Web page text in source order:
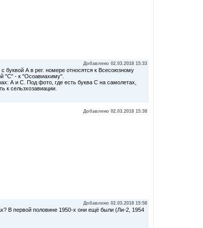
Добавлено 02.03.2018 15:33
буквой А в рег. номере относятся к Всесоюзному
"С" - к "Осоавиахиму".
А и С. Под фото, где есть буква С на самолетах,
к сельзхозавиации.
Добавлено 02.03.2018 15:38
Добавлено 02.03.2018 15:58
В первой половине 1950-х они ещё были (Ли-2, 1954